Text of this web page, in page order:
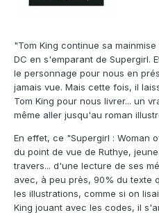
"Tom King continue sa
DC en s'emparant de Supergirl.
le personnage pour nous en
jamais vue. Mais cette fois, il
Tom King pour nous livrer... un
même aller jusqu'au roman
En effet, ce "Supergirl : Woman
du point de vue de Ruthye,
travers... d'une lecture de ses
avec, à peu près, 90% du texte
les illustrations, comme si on
King jouant avec les codes, il